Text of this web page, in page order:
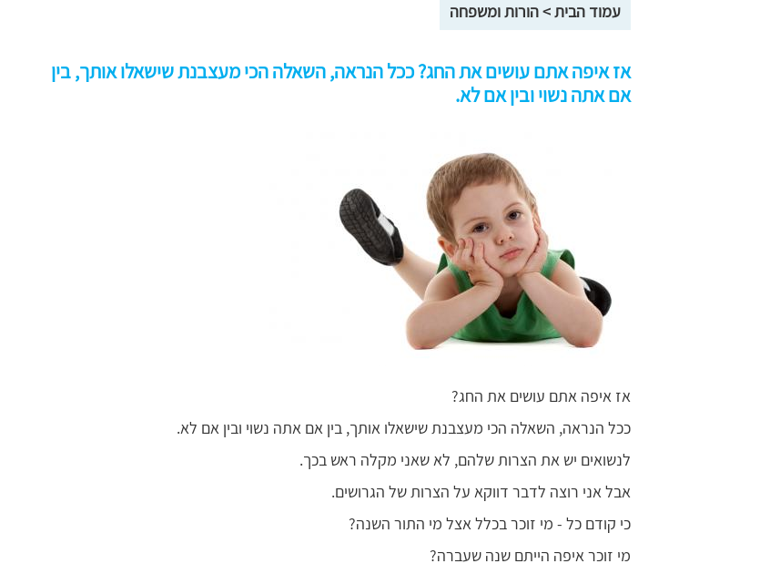
עמוד הבית>הורות ומשפחה
אז איפה אתם עושים את החג? ככל הנראה, השאלה הכי מעצבנת שישאלו אותך, בין
אם אתה נשוי ובין אם לא.
אז איפה אתם עושים את החג?
ככל הנראה, השאלה הכי מעצבנת שישאלו אותך, בין אם אתה נשוי ובין אם לא.
לנשואים יש את הצרות שלהם, לא שאני מקלה ראש בכך.
אבל אני רוצה לדבר דווקא על הצרות של הגרושים.
כי קודם כל - מי זוכר בכלל אצל מי התור השנה?
מי זוכר איפה הייתם שנה שעברה?